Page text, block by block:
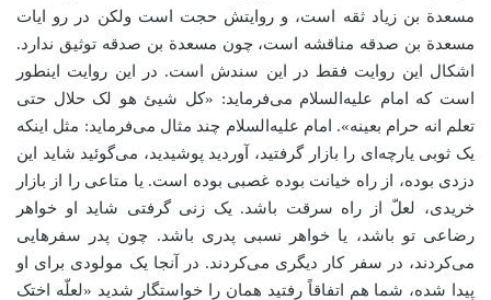
مسعدة بن زیاد ثقه است، و روایتش حجت است ولکن در رو ایات
مسعدة بن صدقه مناقشه است، چون مسعدة بن صدقه توثیق ندارد.
اشکال این روایت فقط در این سندش است. در این روایت اینطور
است که امام علیه‌السلام می‌فرماید: «کل شیئ هو لک حلال حتی
تعلم انه حرام بعینه». امام علیه‌السلام چند مثال می‌فرماید: مثل اینکه
یک ثوبی یارچه‌ای را بازار گرفتید، آوردید پوشیدید، می‌گوئید شاید این
دزدی بوده، از راه خیانت بوده غصبی بوده است. یا متاعی را از بازار
خریدی، لعلّ از راه سرقت باشد. یک زنی گرفتی شاید او خواهر
رضاعی تو باشد، یا خواهر نسبی پدری باشد. چون پدر سفرهایی
می‌کردند، در سفر کار دیگری می‌کردند. در آنجا یک مولودی برای او
پیدا شده، شما هم اتفاقاً رفتید همان را خواستگار شدید «لعلّه اختک